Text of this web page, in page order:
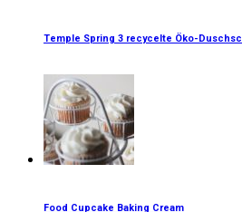
Temple Spring 3 recycelte Öko-
Food Cupcake Baking Cream